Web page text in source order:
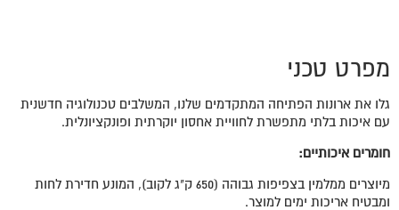
מפרט טכני
גלו את ארונות הפתיחה המתקדמים שלנו, המשלבים טכנולוגיה חדשנית
עם איכות בלתי מתפשרת לחוויית אחסון יוקרתית ופונקציונלית.
חומרים איכותיים:
מיוצרים ממלמין בצפיפות גבוהה (650 ק"ג לקוב), המונע חדירת לחות
ומבטיח אריכות ימים למוצר.